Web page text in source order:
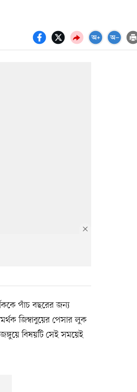
পাঁচ বছরের জন্য
জিম্বাবুয়ের পেসার লুক
বিষয়টি সেই সময়েই